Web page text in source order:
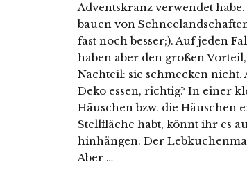
Adventskranz verwendet
bauen von
fast noch besser;). Auf jeden
haben aber den großen
Nachteil: sie schmecken
Deko essen, richtig? In einer
Häuschen bzw. die Häuschen
Stellfläche habt, könnt ihr es
hinhängen. Der
Aber …